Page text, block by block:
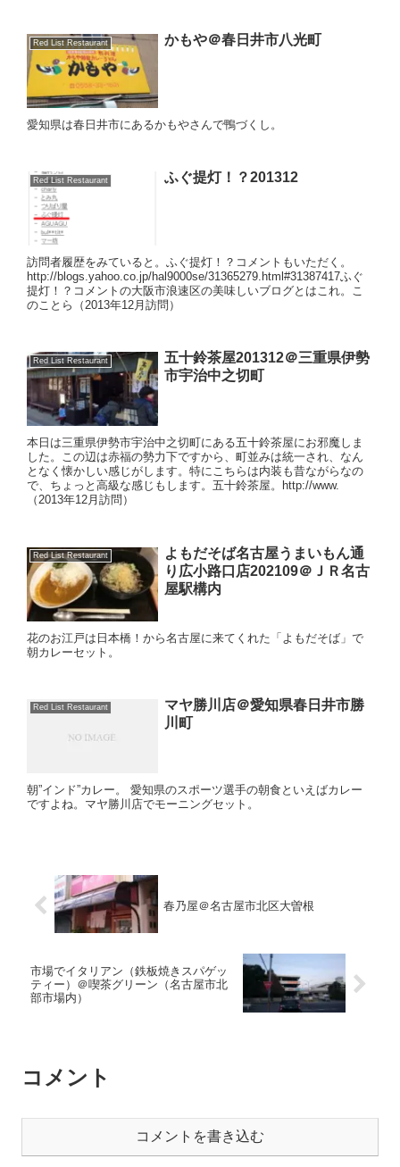
Red List Restaurant かもや＠春日井市八光町
愛知県は春日井市にあるかもやさんで鴨づくし。
Red List Restaurant ふぐ提灯！？201312
訪問者履歴をみていると。ふぐ提灯！？コメントもいただく。
http://blogs.yahoo.co.jp/hal9000se/31365279.html#31387417ふぐ
提灯！？コメントの大阪市浪速区の美味しいブログとはこれ。こ
のことら（2013年12月訪問）
Red List Restaurant
五十鈴茶屋201312＠三重県伊勢
市宇治中之切町
本日は三重県伊勢市宇治中之切町にある五十鈴茶屋にお邪魔しま
した。この辺は赤福の勢力下ですから、町並みは統一され、なん
となく懐かしい感じがします。特にこちらは内装も昔ながらなの
で、ちょっと高級な感じもします。五十鈴茶屋。http://www.
（2013年12月訪問）
Red List Restaurant
よもだそば名古屋うまいもん通
り広小路口店202109＠ＪＲ名古
屋駅構内
花のお江戸は日本橋！から名古屋に来てくれた「よもだそば」で
朝カレーセット。
Red List Restaurant
マヤ勝川店＠愛知県春日井市勝
川町
朝”インド”カレー。 愛知県のスポーツ選手の朝食といえばカレー
ですよね。マヤ勝川店でモーニングセット。
春乃屋＠名古屋市北区大曽根
市場でイタリアン（鉄板焼きスパゲッ
ティー）＠喫茶グリーン（名古屋市北
部市場内）
コメント
コメントを書き込む